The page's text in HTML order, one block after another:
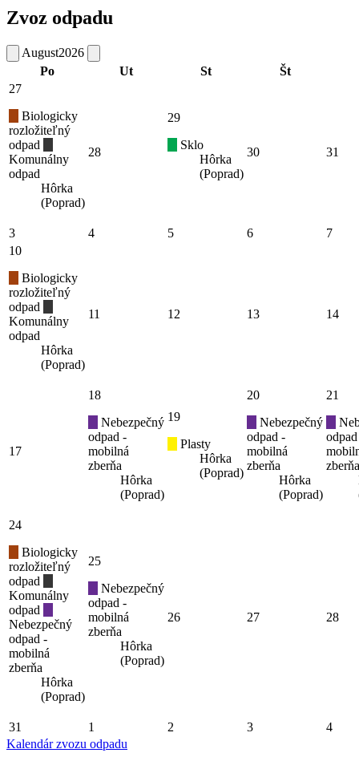
Zvoz odpadu
August2026
Po
Ut St Št
27
Biologicky
rozložiteľný
odpad
Komunálny
odpad
Hôrka
(Poprad)
28
29
Sklo
Hôrka
(Poprad)
30 31
3 4 5 6
7
10
Biologicky
rozložiteľný
odpad
Komunálny
odpad
Hôrka
(Poprad)
11 12 13 14
17
18
Nebezpečný
odpad -
mobilná
zberňa
Hôrka
(Poprad)
19
Plasty
Hôrka
(Poprad)
20
Nebezpečný
odpad -
mobilná
zberňa
Hôrka
(Poprad)
21
zberňa
24
Biologicky
rozložiteľný
odpad
Komunálny
odpad
Nebezpečný
odpad -
mobilná
zberňa
Hôrka
(Poprad)
25
Nebezpečný
odpad -
mobilná
zberňa
Hôrka
(Poprad)
26 27 28
31 1 2 3
4
Kalendár zvozu odpadu